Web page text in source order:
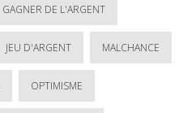
GAGNER DE L'ARGENT
JEU D'ARGENT MALCHANCE
OPTIMISME